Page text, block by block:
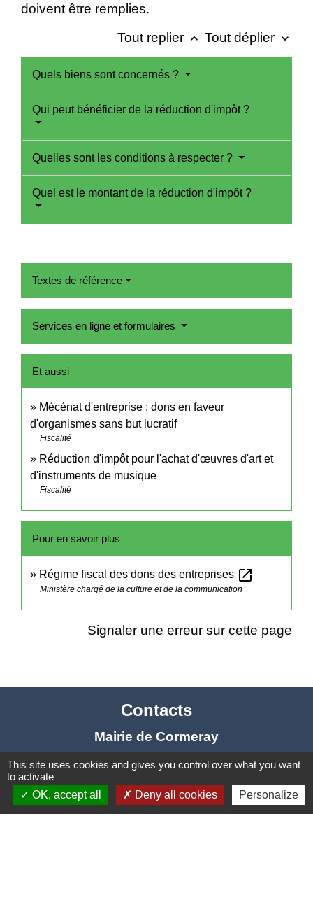
doivent être remplies.
Tout replier keyboard_arrow_up Tout déplier keyboard_arrow_down
Quels biens sont concernés ?
Qui peut bénéficier de la réduction d'impôt ?
Quelles sont les conditions à respecter ?
Quel est le montant de la réduction d'impôt ?
Textes de référence
Services en ligne et formulaires
Et aussi
Mécénat d'entreprise : dons en faveur
d'organismes sans but lucratif
Fiscalité
Réduction d'impôt pour l'achat d'œuvres d'art et
d'instruments de musique
Fiscalité
Pour en savoir plus
Régime fiscal des dons des entreprises open_in_new
Ministère chargé de la culture et de la communication
Signaler une erreur sur cette page
Contacts
Mairie de Cormeray
1, RUE DE LA BUISSONNIERE
+33 2 54 44 26 19
This site uses cookies and gives you control over what you want
to activate
OK, accept all
Deny all cookies Personalize